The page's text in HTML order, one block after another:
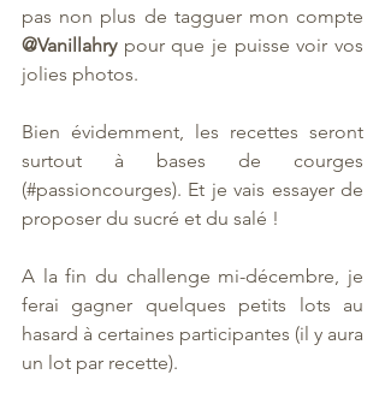
@Vanillahry pour que je puisse voir vos
jolies photos.
Bien évidemment, les recettes seront
surtout à bases de courges
(#passioncourges). Et je vais essayer de
proposer du sucré et du salé !
A la fin du challenge mi-décembre, je
ferai gagner quelques petits lots au
hasard à certaines participantes (il y aura
un lot par recette).